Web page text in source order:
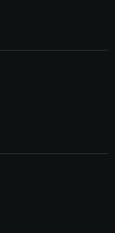
sono necessari